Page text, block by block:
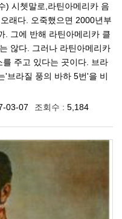
) 시쳇말로,라틴아메리카 음
래다. 오죽했으면 2000년부
. 그에 반해 라틴아메리카 클
않다. 그러나 라틴아메리카
주고 있다는 곳이다. 브라
'브라질 풍의 바하 5번'을 비
03-07 조회수 : 5,184